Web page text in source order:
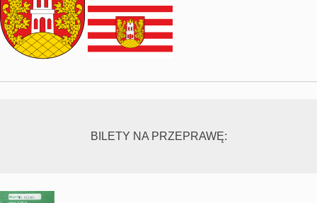
BILETY NA PRZEPRAWĘ: